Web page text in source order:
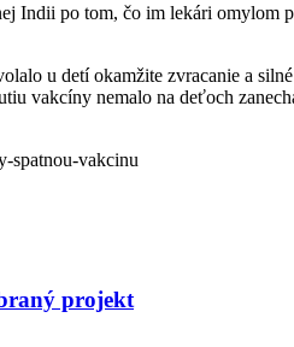
Indii po tom, čo im lekári
u detí okamžite zvracanie a
vakcíny nemalo na deťoch
spatnou-vakcinu
projekt